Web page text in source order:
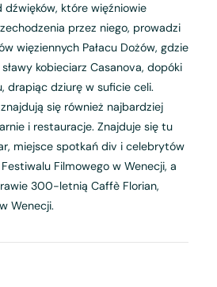
dźwięków, które więźniowie
przez niego, prowadzi
więziennych Pałacu Dożów, gdzie
kobieciarz Casanova, dopóki
drapiąc dziurę w suficie celi.
się również najbardziej
i restauracje. Znajduje się tu
miejsce spotkań div i celebrytów
Filmowego w Wenecji, a
300-letnią Caffè Florian,
Wenecji.